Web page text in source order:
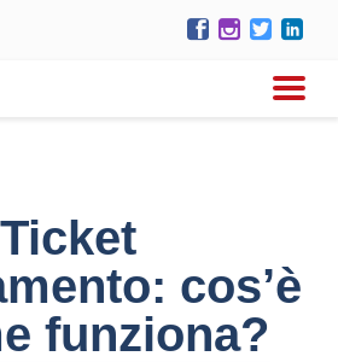
Ticket
cos’è
funziona?